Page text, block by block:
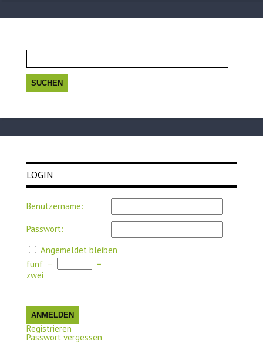
nach:
LOGIN
Benutzername:
Passwort:
Angemeldet bleiben
fünf −
=
zwei
ANMELDEN
Registrieren
Passwort vergessen